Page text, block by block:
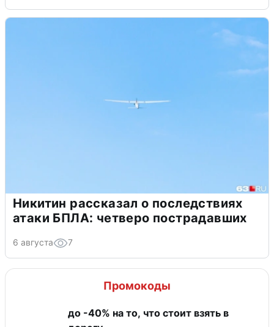
Никитин рассказал о последствиях
атаки БПЛА: четверо пострадавших
6 августа 7
Промокоды
до -40% на то, что стоит взять в